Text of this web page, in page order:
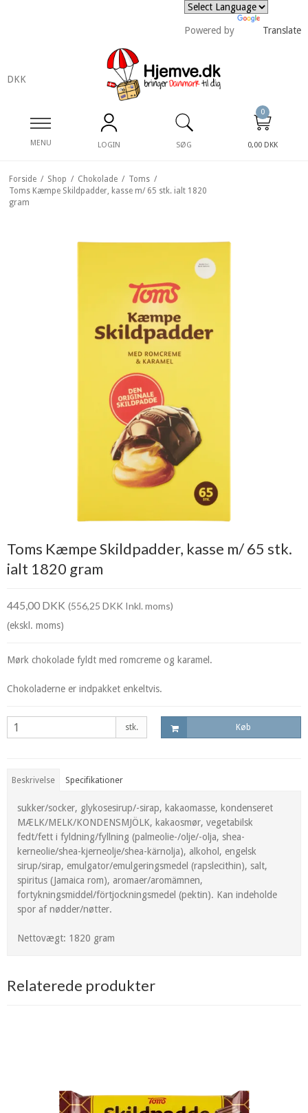
Powered by Translate
DKK
MENU LOGIN SØG
0
0,00 DKK
Forside / Shop / Chokolade / Toms /
Toms Kæmpe Skildpadder, kasse m/ 65 stk. ialt 1820
gram
Toms Kæmpe Skildpadder, kasse m/ 65 stk.
ialt 1820 gram
445,00 DKK (556,25 DKK Inkl. moms)
(ekskl. moms)
Mørk chokolade fyldt med romcreme og karamel.
Chokoladerne er indpakket enkeltvis.
stk. Køb
Beskrivelse Specifikationer
sukker/socker, glykosesirup/-sirap, kakaomasse, kondenseret
MÆLK/MELK/KONDENSMJÖLK, kakaosmør, vegetabilsk
fedt/fett i fyldning/fyllning (palmeolie-/olje/-olja, shea-
kerneolie/shea-kjerneolje/shea-kärnolja), alkohol, engelsk
sirup/sirap, emulgator/emulgeringsmedel (rapslecithin), salt,
spiritus (Jamaica rom), aromaer/aromämnen,
fortykningsmiddel/förtjockningsmedel (pektin). Kan indeholde
spor af nødder/nøtter.
Nettovægt: 1820 gram
Relaterede produkter